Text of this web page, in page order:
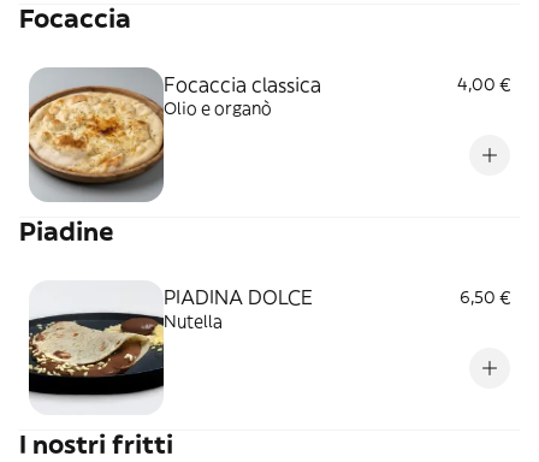
Focaccia
Focaccia classica
4,00 €
Olio e organò
Piadine
PIADINA DOLCE
6,50 €
Nutella
I nostri fritti